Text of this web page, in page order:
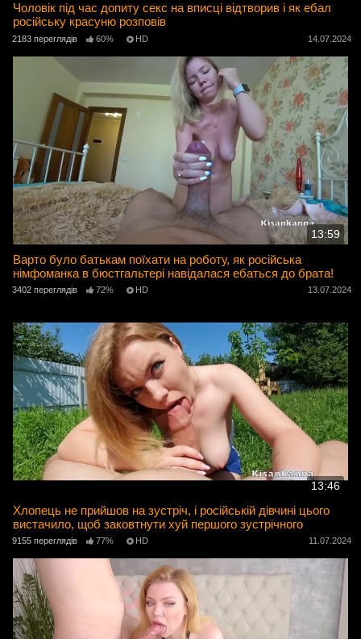
Чоловік під час допиту секс на вписці відтворив і як ебал
російську красуню розповів
2183 переглядів 60% HD 14.07.2024
13:59
Варто було батькам поїхати на роботу, як російська
німфоманка в бюстгальтері навідалася ебаться до брата!
3402 переглядів 72% HD 13.07.2024
13:46
Хлопець не прийшов на зустріч, і російській дівчині цього
вистачило, щоб заковтнути хуй першого зустрічного
9155 переглядів 77% HD 11.07.2024